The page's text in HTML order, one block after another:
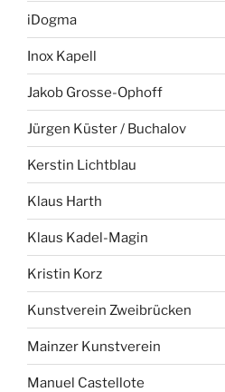
iDogma
Inox Kapell
Jakob Grosse-Ophoff
Jürgen Küster / Buchalov
Kerstin Lichtblau
Klaus Harth
Klaus Kadel-Magin
Kristin Korz
Kunstverein Zweibrücken
Mainzer Kunstverein
Manuel Castellote